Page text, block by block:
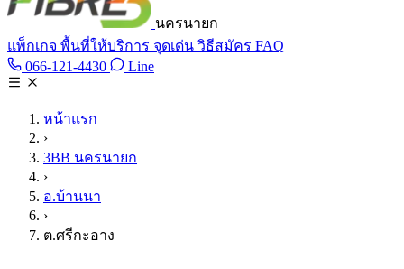
นครนายก
แพ็กเกจ พื้นที่ให้บริการ จุดเด่น วิธีสมัคร FAQ
066-121-4430 โทร 066-121-4430
LineLine @tan3bb
หน้าแรก
›
3BB นครนายก
›
อ.บ้านนา
›
ต.ศรีกะอาง